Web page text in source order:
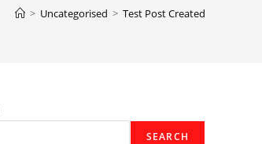
> Uncategorised > Test Post Created
SEARCH